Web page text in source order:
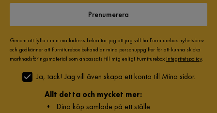
Prenumerera
Genom att fylla i min mailadress bekräftar jag att jag vill ha Furniturebox nyhetsbrev
och godkänner att Furniturebox behandlar mina personuppgifter för att kunna skicka
marknadsföringsmaterial som anpassats till mig enligt Furniturebox Integritetspolicy.
Ja, tack! Jag vill även skapa ett konto till Mina sidor.
Allt detta och mycket mer:
• Dina köp samlade på ett ställe